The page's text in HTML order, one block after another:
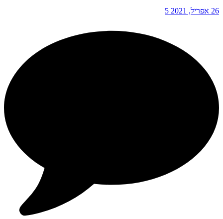
26 אפריל, 2021 5